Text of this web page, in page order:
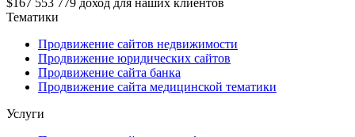
$167 553 779 доход для наших клиентов
Тематики
Продвижение сайтов недвижимости
Продвижение юридических сайтов
Продвижение сайта банка
Продвижение сайта медицинской тематики
Услуги